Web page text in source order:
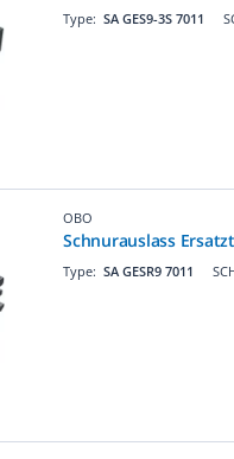
Type: SA GES9-3S 7011
OBO
Schnurauslass
Type: SA GESR9 7011